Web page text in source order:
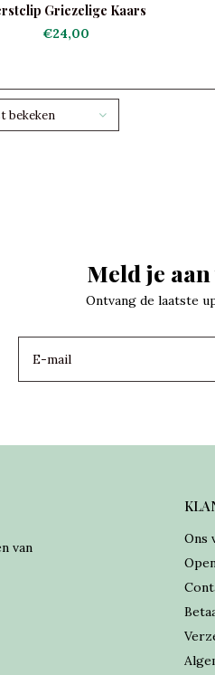
Griezelige Kaars
€24,00
bekeken
Meld je
Ontvang de laatste
van
Ons